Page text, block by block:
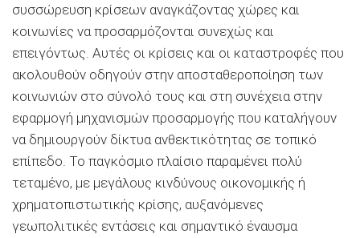
συσσώρευση κρίσεων αναγκάζοντας χώρες και
κοινωνίες να προσαρμόζονται συνεχώς και
επειγόντως. Αυτές οι κρίσεις και οι καταστροφές που
ακολουθούν οδηγούν στην αποσταθεροποίηση των
κοινωνιών στο σύνολό τους και στη συνέχεια στην
εφαρμογή μηχανισμών προσαρμογής που καταλήγουν
να δημιουργούν δίκτυα ανθεκτικότητας σε τοπικό
επίπεδο. Το παγκόσμιο πλαίσιο παραμένει πολύ
τεταμένο, με μεγάλους κινδύνους οικονομικής ή
χρηματοπιστωτικής κρίσης, αυξανόμενες
γεωπολιτικές εντάσεις και σημαντικό έναυσμα